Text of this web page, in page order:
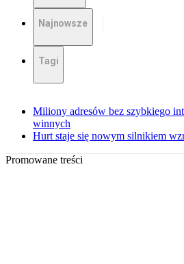
Najnowsze
Tagi
Miliony adresów bez szybkiego
winnych
Hurt staje się nowym silnikiem
Promowane treści